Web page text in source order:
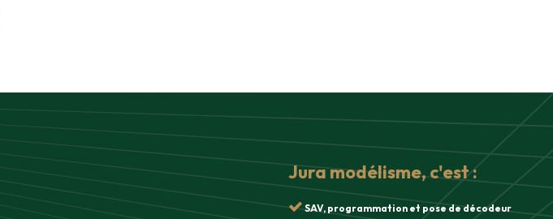
Jura modélisme, c'est :
SAV, programmation et pose de décodeur